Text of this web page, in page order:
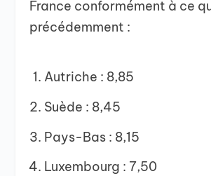
France conformément à ce
précédemment :
Autriche : 8,85
Suède : 8,45
Pays-Bas : 8,15
Luxembourg : 7,50